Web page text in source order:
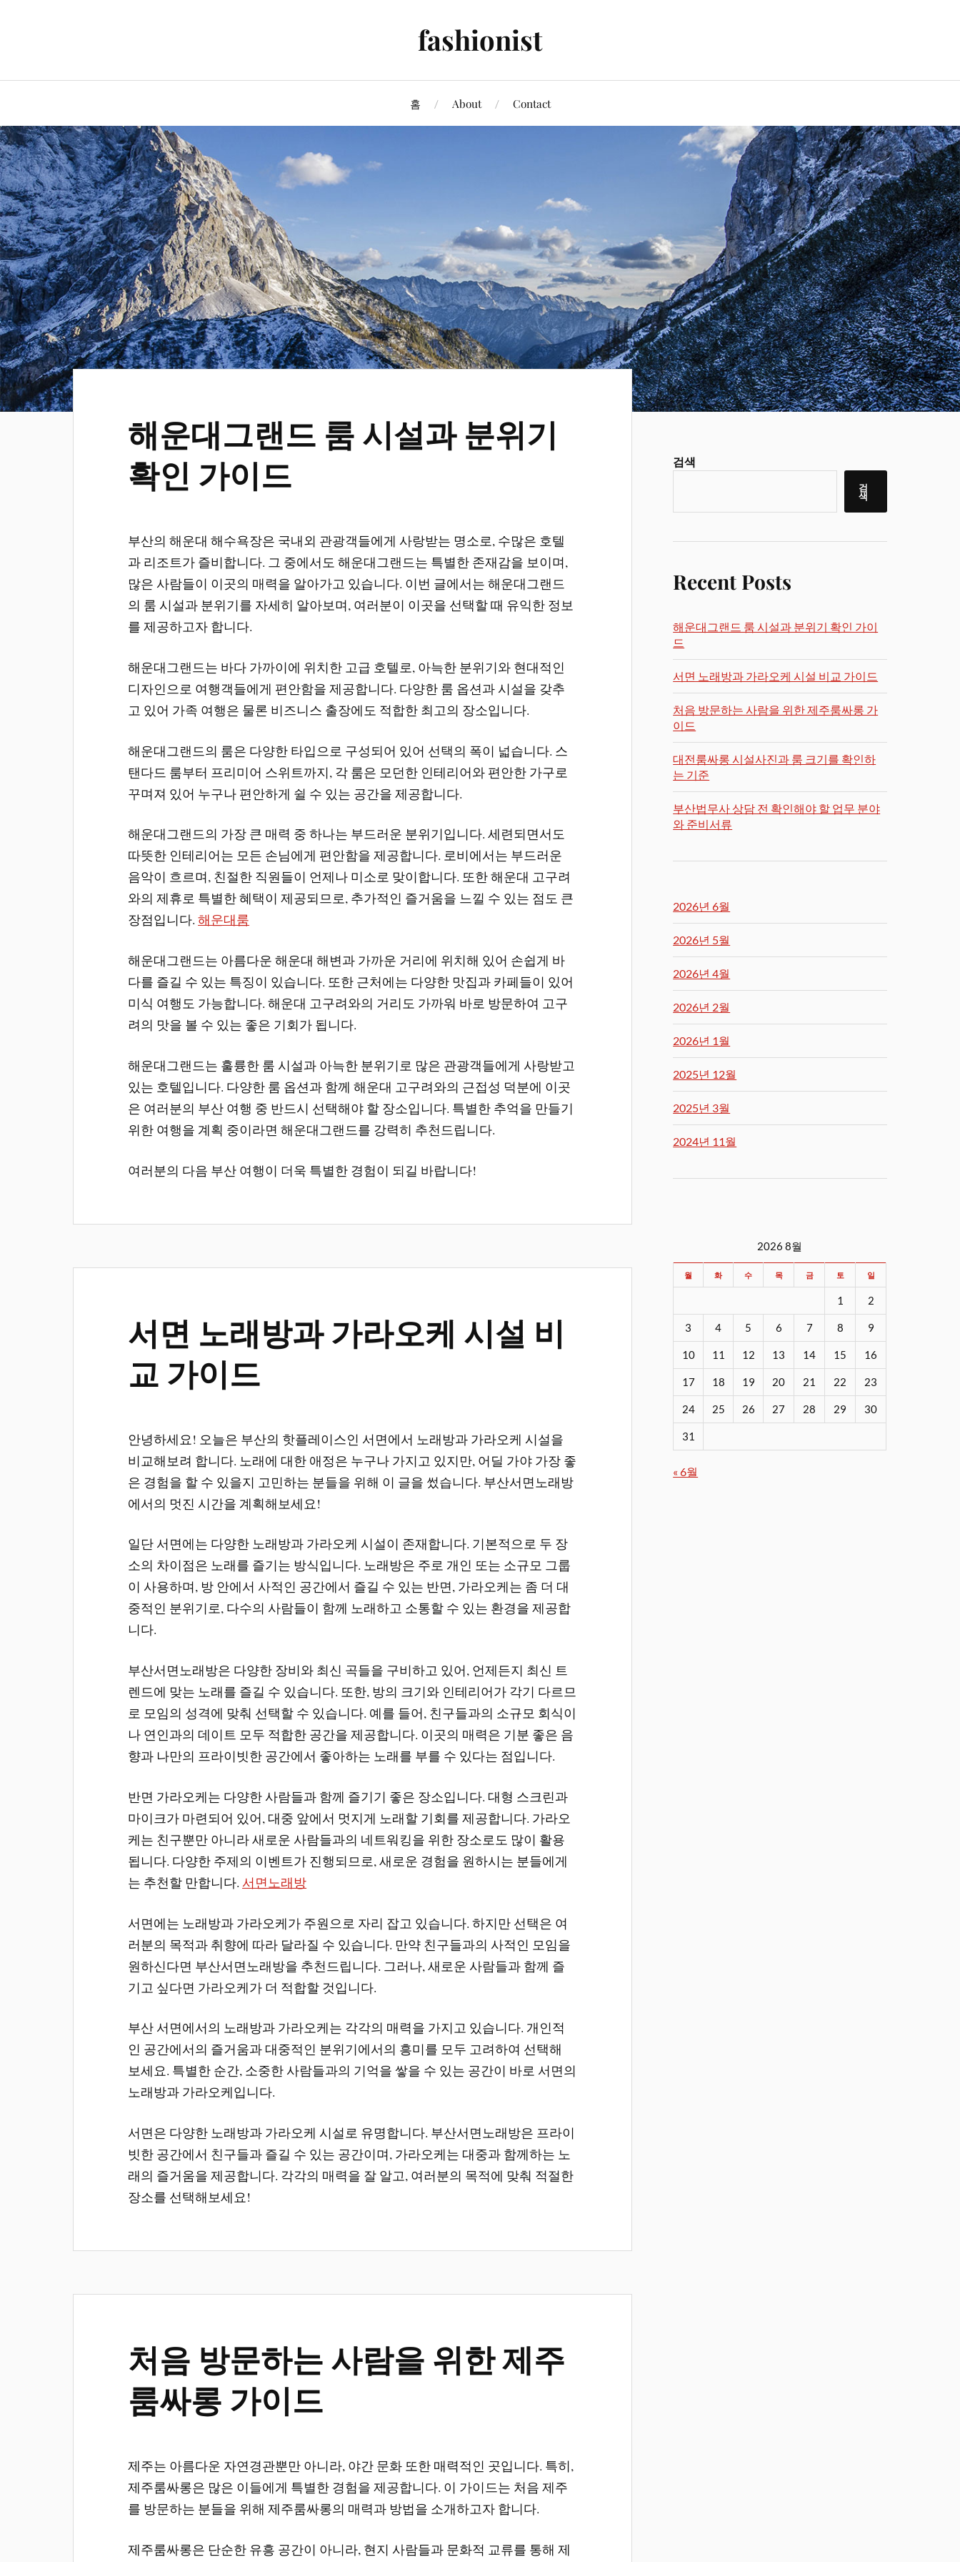
fashionist
홈 About Contact
해운대그랜드 룸 시설과 분위기
확인 가이드
부산의 해운대 해수욕장은 국내외 관광객들에게 사랑받는 명소로, 수많은 호텔
과 리조트가 즐비합니다. 그 중에서도 해운대그랜드는 특별한 존재감을 보이며,
많은 사람들이 이곳의 매력을 알아가고 있습니다. 이번 글에서는 해운대그랜드
의 룸 시설과 분위기를 자세히 알아보며, 여러분이 이곳을 선택할 때 유익한 정보
를 제공하고자 합니다.
해운대그랜드는 바다 가까이에 위치한 고급 호텔로, 아늑한 분위기와 현대적인
디자인으로 여행객들에게 편안함을 제공합니다. 다양한 룸 옵션과 시설을 갖추
고 있어 가족 여행은 물론 비즈니스 출장에도 적합한 최고의 장소입니다.
해운대그랜드의 룸은 다양한 타입으로 구성되어 있어 선택의 폭이 넓습니다. 스
탠다드 룸부터 프리미어 스위트까지, 각 룸은 모던한 인테리어와 편안한 가구로
꾸며져 있어 누구나 편안하게 쉴 수 있는 공간을 제공합니다.
해운대그랜드의 가장 큰 매력 중 하나는 부드러운 분위기입니다. 세련되면서도
따뜻한 인테리어는 모든 손님에게 편안함을 제공합니다. 로비에서는 부드러운
음악이 흐르며, 친절한 직원들이 언제나 미소로 맞이합니다. 또한 해운대 고구려
와의 제휴로 특별한 혜택이 제공되므로, 추가적인 즐거움을 느낄 수 있는 점도 큰
장점입니다.해운대룸
해운대그랜드는 아름다운 해운대 해변과 가까운 거리에 위치해 있어 손쉽게 바
다를 즐길 수 있는 특징이 있습니다. 또한 근처에는 다양한 맛집과 카페들이 있어
미식 여행도 가능합니다. 해운대 고구려와의 거리도 가까워 바로 방문하여 고구
려의 맛을 볼 수 있는 좋은 기회가 됩니다.
해운대그랜드는 훌륭한 룸 시설과 아늑한 분위기로 많은 관광객들에게 사랑받고
있는 호텔입니다. 다양한 룸 옵션과 함께 해운대 고구려와의 근접성 덕분에 이곳
은 여러분의 부산 여행 중 반드시 선택해야 할 장소입니다. 특별한 추억을 만들기
위한 여행을 계획 중이라면 해운대그랜드를 강력히 추천드립니다.
여러분의 다음 부산 여행이 더욱 특별한 경험이 되길 바랍니다!
서면 노래방과 가라오케 시설 비
교 가이드
안녕하세요! 오늘은 부산의 핫플레이스인 서면에서 노래방과 가라오케 시설을
비교해보려 합니다. 노래에 대한 애정은 누구나 가지고 있지만, 어딜 가야 가장 좋
은 경험을 할 수 있을지 고민하는 분들을 위해 이 글을 썼습니다. 부산서면노래방
에서의 멋진 시간을 계획해보세요!
일단 서면에는 다양한 노래방과 가라오케 시설이 존재합니다. 기본적으로 두 장
소의 차이점은 노래를 즐기는 방식입니다. 노래방은 주로 개인 또는 소규모 그룹
이 사용하며, 방 안에서 사적인 공간에서 즐길 수 있는 반면, 가라오케는 좀 더 대
중적인 분위기로, 다수의 사람들이 함께 노래하고 소통할 수 있는 환경을 제공합
니다.
부산서면노래방은 다양한 장비와 최신 곡들을 구비하고 있어, 언제든지 최신 트
렌드에 맞는 노래를 즐길 수 있습니다. 또한, 방의 크기와 인테리어가 각기 다르므
로 모임의 성격에 맞춰 선택할 수 있습니다. 예를 들어, 친구들과의 소규모 회식이
나 연인과의 데이트 모두 적합한 공간을 제공합니다. 이곳의 매력은 기분 좋은 음
향과 나만의 프라이빗한 공간에서 좋아하는 노래를 부를 수 있다는 점입니다.
반면 가라오케는 다양한 사람들과 함께 즐기기 좋은 장소입니다. 대형 스크린과
마이크가 마련되어 있어, 대중 앞에서 멋지게 노래할 기회를 제공합니다. 가라오
케는 친구뿐만 아니라 새로운 사람들과의 네트워킹을 위한 장소로도 많이 활용
됩니다. 다양한 주제의 이벤트가 진행되므로, 새로운 경험을 원하시는 분들에게
는 추천할 만합니다. 서면노래방
서면에는 노래방과 가라오케가 주원으로 자리 잡고 있습니다. 하지만 선택은 여
러분의 목적과 취향에 따라 달라질 수 있습니다. 만약 친구들과의 사적인 모임을
원하신다면 부산서면노래방을 추천드립니다. 그러나, 새로운 사람들과 함께 즐
기고 싶다면 가라오케가 더 적합할 것입니다.
부산 서면에서의 노래방과 가라오케는 각각의 매력을 가지고 있습니다. 개인적
인 공간에서의 즐거움과 대중적인 분위기에서의 흥미를 모두 고려하여 선택해
보세요. 특별한 순간, 소중한 사람들과의 기억을 쌓을 수 있는 공간이 바로 서면의
노래방과 가라오케입니다.
서면은 다양한 노래방과 가라오케 시설로 유명합니다. 부산서면노래방은 프라이
빗한 공간에서 친구들과 즐길 수 있는 공간이며, 가라오케는 대중과 함께하는 노
래의 즐거움을 제공합니다. 각각의 매력을 잘 알고, 여러분의 목적에 맞춰 적절한
장소를 선택해보세요!
처음 방문하는 사람을 위한 제주
룸싸롱 가이드
제주는 아름다운 자연경관뿐만 아니라, 야간 문화 또한 매력적인 곳입니다. 특히,
제주룸싸롱은 많은 이들에게 특별한 경험을 제공합니다. 이 가이드는 처음 제주
를 방문하는 분들을 위해 제주룸싸롱의 매력과 방법을 소개하고자 합니다.
제주룸싸롱은 단순한 유흥 공간이 아니라, 현지 사람들과 문화적 교류를 통해 제
검색
검
색
Recent Posts
해운대그랜드 룸 시설과 분위기 확인 가이
드
서면 노래방과 가라오케 시설 비교 가이드
처음 방문하는 사람을 위한 제주룸싸롱 가
이드
대전룸싸롱 시설사진과 룸 크기를 확인하
는 기준
부산법무사 상담 전 확인해야 할 업무 분야
와 준비서류
2026년 6월
2026년 5월
2026년 4월
2026년 2월
2026년 1월
2025년 12월
2025년 3월
2024년 11월
2026 8월
월 화 수 목 금 토 일
1 2
3 4 5 6 7 8 9
10 11 12 13 14 15 16
17 18 19 20 21 22 23
24 25 26 27 28 29 30
31
« 6월